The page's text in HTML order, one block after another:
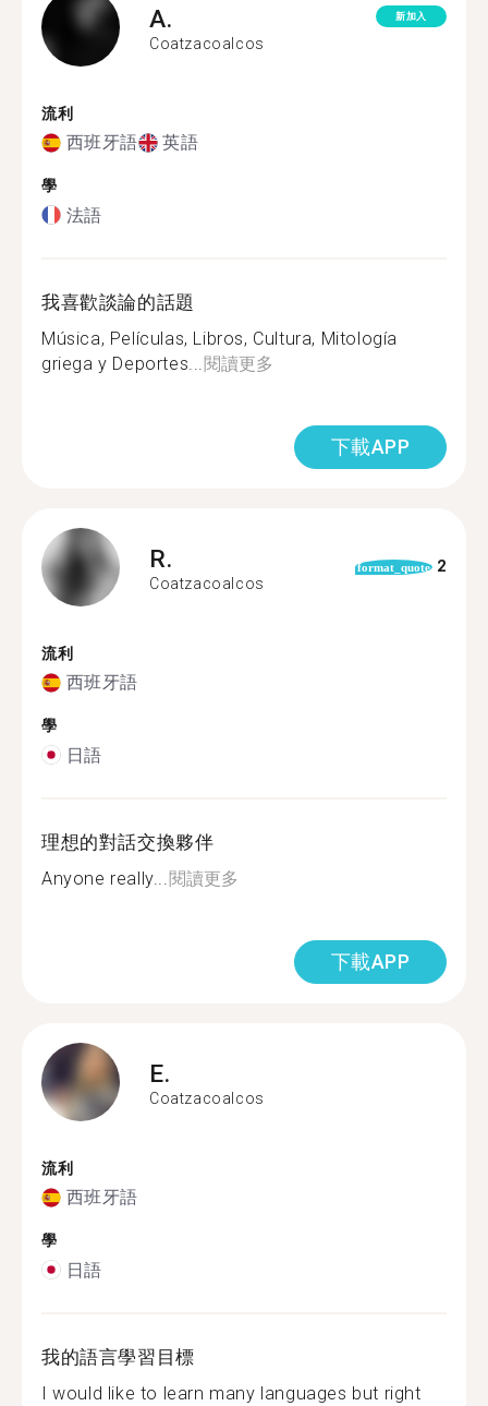
A.
Coatzacoalcos
新加入
流利
西班牙語 英語
學
法語
我喜歡談論的話題
Música, Películas, Libros, Cultura, Mitología
griega y Deportes... 閱讀更多
下載APP
R.
Coatzacoalcos
format_quote 2
流利
西班牙語
學
日語
理想的對話交換夥伴
Anyone really... 閱讀更多
下載APP
E.
Coatzacoalcos
流利
西班牙語
學
日語
我的語言學習目標
I would like to learn many languages but right